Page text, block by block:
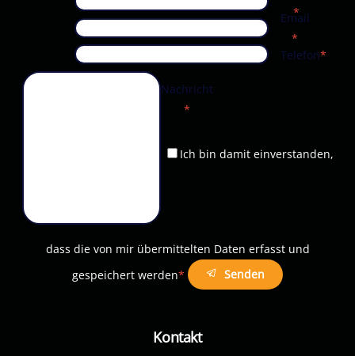
*
Email
*
Telefon*
Nachricht
*
Ich bin damit einverstanden,
dass die von mir übermittelten Daten erfasst und
gespeichert werden* Senden
Kontakt